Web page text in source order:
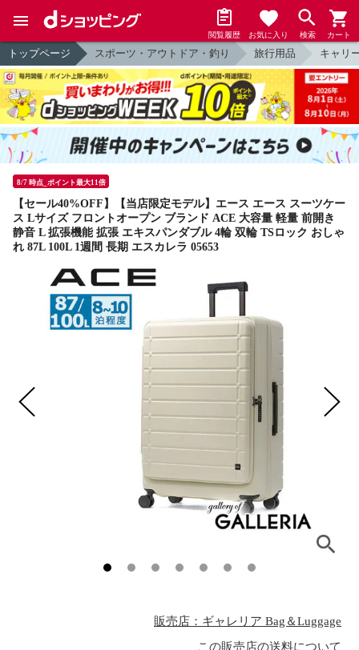
閲覧履歴 お気に入り 検索 カート
トップページ スポーツ・アウトドア・釣り 旅行用品 キャリ
8/7 時点_ポイント最大11倍
【セール40%OFF】【当店限定モデル】エース エース スーツケー
ス Lサイズ フロントオープン ブランド ACE 大容量 軽量 前開き
静音 L 拡張機能 拡張 エキスパンダブル 4輪 双輪 TSロック おしゃ
れ 87L 100L 1週間 長期 エスカレラ 05653
販売店：ギャレリア Bag＆Luggage
この販売店の送料について